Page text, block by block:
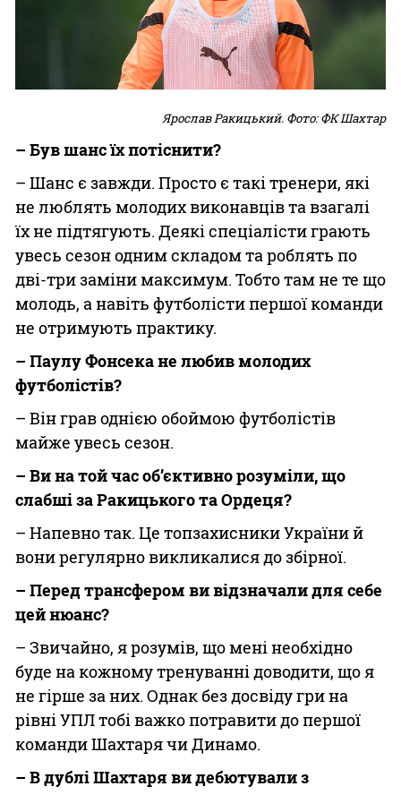
Ярослав Ракицький. Фото: ФК Шахтар
– Був шанс їх потіснити?
– Шанс є завжди. Просто є такі тренери, які
не люблять молодих виконавців та взагалі
їх не підтягують. Деякі спеціалісти грають
увесь сезон одним складом та роблять по
дві-три заміни максимум. Тобто там не те що
молодь, а навіть футболісти першої команди
не отримують практику.
– Паулу Фонсека не любив молодих
футболістів?
– Він грав однією обоймою футболістів
майже увесь сезон.
– Ви на той час об’єктивно розуміли, що
слабші за Ракицького та Ордеця?
– Напевно так. Це топзахисники України й
вони регулярно викликалися до збірної.
– Перед трансфером ви відзначали для себе
цей нюанс?
– Звичайно, я розумів, що мені необхідно
буде на кожному тренуванні доводити, що я
не гірше за них. Однак без досвіду гри на
рівні УПЛ тобі важко потравити до першої
команди Шахтаря чи Динамо.
– В дублі Шахтаря ви дебютували з